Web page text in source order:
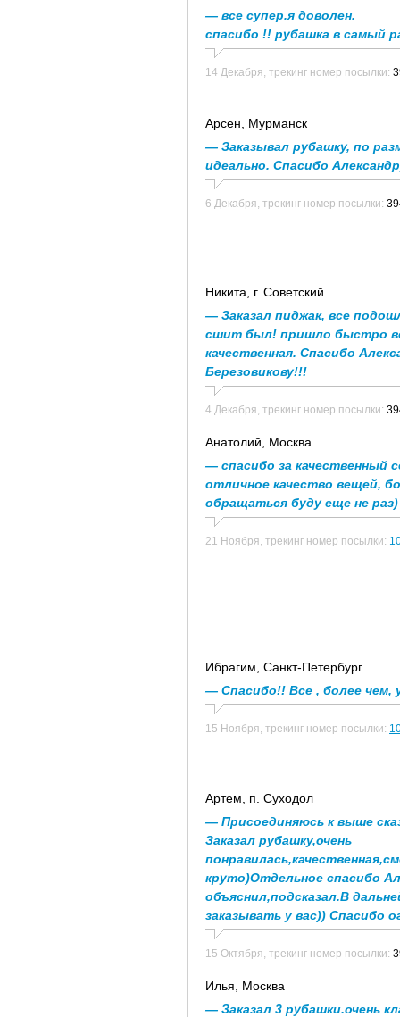
— все супер.я доволен.
спасибо !! рубашка в самый
14 Декабря, трекинг номер посылки:
Арсен , Мурманск
— Заказывал рубашку, по
идеально. Спасибо
6 Декабря, трекинг номер посылки:
Никита , г. Советский
— Заказал пиджак, все
сшит был! пришло быстро
качественная. Спасибо
Березовикову!!!
4 Декабря, трекинг номер посылки:
Анатолий , Москва
— спасибо за качественный
отличное качество вещей,
обращаться буду еще не раз)
21 Ноября, трекинг номер посылки:
Ибрагим , Санкт-Петербург
— Спасибо!! Все , более чем,
15 Ноября, трекинг номер посылки:
Артем , п. Суходол
— Присоединяюсь к выше
Заказал рубашку,очень
круто)Отдельное спасибо
объяснил,подсказал.В
заказывать у вас)) Спасибо
15 Октября, трекинг номер посылки:
Илья , Москва
— Заказал 3 рубашки.очень